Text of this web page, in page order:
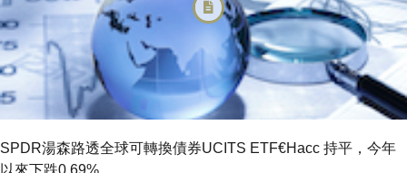
SPDR湯森路透全球可轉換債券UCITS ETF€Hacc 持平，今年
以來下跌0.69%